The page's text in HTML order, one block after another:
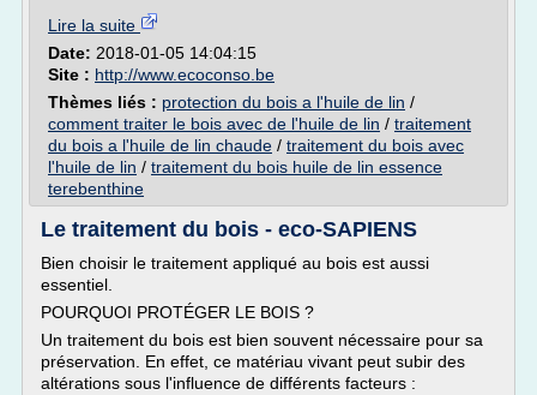
Lire la suite
Date: 2018-01-05 14:04:15
Site : http://www.ecoconso.be
Thèmes liés : protection du bois a l'huile de lin /
comment traiter le bois avec de l'huile de lin / traitement
du bois a l'huile de lin chaude / traitement du bois avec
l'huile de lin / traitement du bois huile de lin essence
terebenthine
Le traitement du bois - eco-SAPIENS
Bien choisir le traitement appliqué au bois est aussi
essentiel.
POURQUOI PROTÉGER LE BOIS ?
Un traitement du bois est bien souvent nécessaire pour sa
préservation. En effet, ce matériau vivant peut subir des
altérations sous l'influence de différents facteurs :